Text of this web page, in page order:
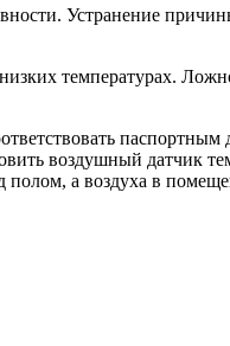
Устранение
температурах.
воздушный датчик
полом, а воздуха в